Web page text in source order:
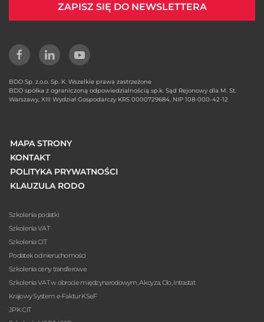
ZAPISZ SIĘ DO NEWSLETTERA
BDO Sp. z.o.o. Sp. K. Wszelkie prawa zastrzeżone
BDO spółka z ograniczoną odpowiedzialnością sp.k. Sąd Rejonowy dla M. St.
Warszawy, XIII Wydział Gospodarczy KRS 0000729684, NIP 108-000-42-12
MAPA STRONY
KONTAKT
POLITYKA PRYWATNOŚCI
KLAUZULA RODO
Szkolenia podatki
Szkolenia VAT
Szkolenia CIT
Podatek od nieruchomości
Szkolenia ceny transferowe
Szkolenia VAT w obrocie międzynarodowym, Akcyza, Cło, Intrastat
Krajowy System e-Faktur KSeF
JPK CIT